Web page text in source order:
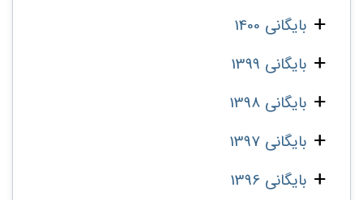
بایگانی 1400
بایگانی 1399
بایگانی 1398
بایگانی 1397
بایگانی 1396